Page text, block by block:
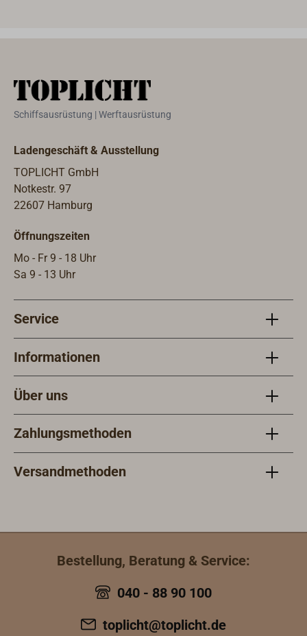
Schiffsausrüstung | Werftausrüstung
Ladengeschäft & Ausstellung
TOPLICHT GmbH
Notkestr. 97
22607 Hamburg
Öffnungszeiten
Mo - Fr 9 - 18 Uhr
Sa 9 - 13 Uhr
Service
Informationen
Über uns
Zahlungsmethoden
Versandmethoden
Bestellung, Beratung & Service:
040 - 88 90 100
toplicht@toplicht.de